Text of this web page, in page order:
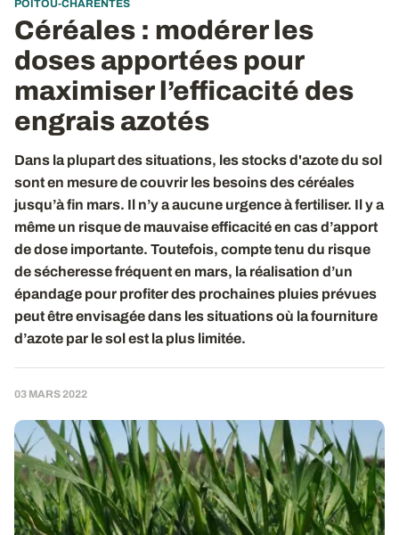
POITOU-CHARENTES
Céréales : modérer les
doses apportées pour
maximiser l’efficacité des
engrais azotés
Dans la plupart des situations, les stocks d'azote du sol
sont en mesure de couvrir les besoins des céréales
jusqu’à fin mars. Il n’y a aucune urgence à fertiliser. Il y a
même un risque de mauvaise efficacité en cas d’apport
de dose importante. Toutefois, compte tenu du risque
de sécheresse fréquent en mars, la réalisation d’un
épandage pour profiter des prochaines pluies prévues
peut être envisagée dans les situations où la fourniture
d’azote par le sol est la plus limitée.
03 MARS 2022